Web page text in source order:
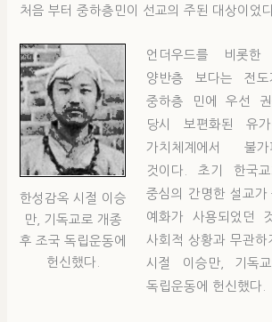
처음 부터 중하층민이 선교의 주된 대상이었
한성감옥 시절 이승
만, 기독교로 개종
후 조국 독립운동에
헌신했다.
언더우드를 비롯
양반층 보다는 전
중하층 민에 우선
당시 보편화된
가치체계에서 불
것이다. 초기 한국
중심의 간명한 설교가
예화가 사용되었던
사회적 상황과 무관하
시절 이승만, 기독
독립운동에 헌신했다.